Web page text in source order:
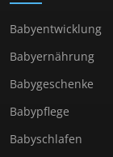
Babyentwicklung
Babyernährung
Babygeschenke
Babypflege
Babyschlafen